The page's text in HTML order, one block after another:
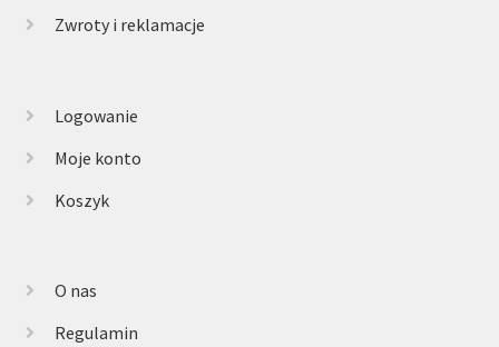
Zwroty i reklamacje
Logowanie
Moje konto
Koszyk
O nas
Regulamin